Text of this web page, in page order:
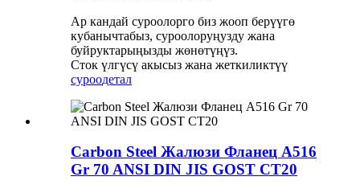
Ар кандай суроолорго биз жооп берүүгө
кубанычтабыз, суроолоруңузду жана
буйруктарыңызды жөнөтүңүз.
Сток үлгүсү акысыз жана жеткиликтүү
суроодетал
Carbon Steel Жалюзи Фланец A516
Gr 70 ANSI DIN JIS GOST CT20